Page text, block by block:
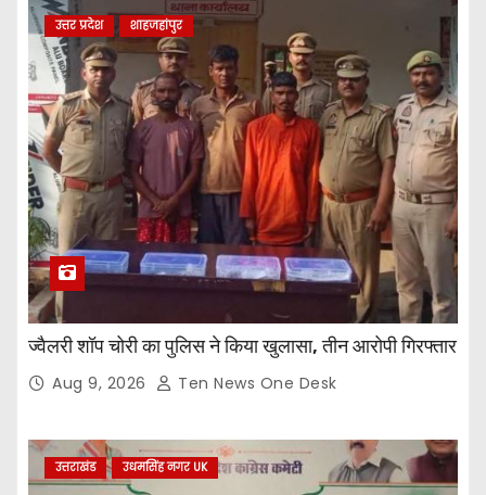
उत्तर प्रदेश शाहजहांपुर
ज्वैलरी शॉप चोरी का पुलिस ने किया खुलासा, तीन आरोपी गिरफ्तार
Aug 9, 2026 Ten News One Desk
उत्तराखंड उधमसिंह नगर UK